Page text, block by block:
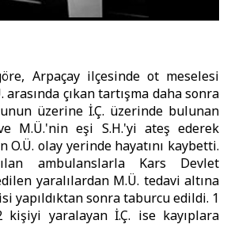
Arpaçay ilçesinde ot meselesi
arasında çıkan tartışma daha sonra
üzerine İ.Ç. üzerinde bulunan
M.Ü.'nin eşi S.H.'yi ateş ederek
O.Ü. olay yerinde hayatını kaybetti.
ambulanslarla Kars Devlet
yaralılardan M.Ü. tedavi altına
yapıldıktan sonra taburcu edildi. 1
yaralayan İ.Ç. ise kayıplara